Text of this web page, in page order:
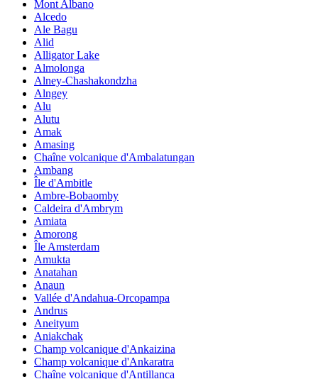
Mont Albano
Alcedo
Ale Bagu
Alid
Alligator Lake
Almolonga
Alney-Chashakondzha
Alngey
Alu
Alutu
Amak
Amasing
Chaîne volcanique d'Ambalatungan
Ambang
Île d'Ambitle
Ambre-Bobaomby
Caldeira d'Ambrym
Amiata
Amorong
Île Amsterdam
Amukta
Anatahan
Anaun
Vallée d'Andahua-Orcopampa
Andrus
Aneityum
Aniakchak
Champ volcanique d'Ankaizina
Champ volcanique d'Ankaratra
Chaîne volcanique d'Antillanca